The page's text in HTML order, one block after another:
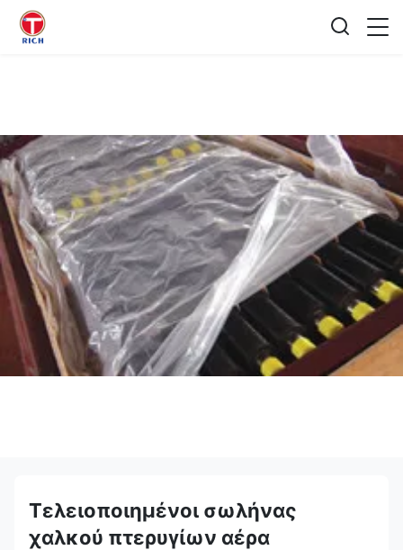
Τελειοποιημένοι σωλήνας
χαλκού πτερυγίων αέρα